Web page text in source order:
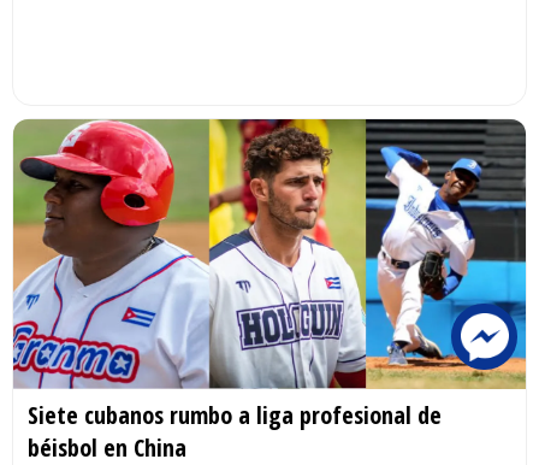
Siete cubanos rumbo a liga profesional de
béisbol en China